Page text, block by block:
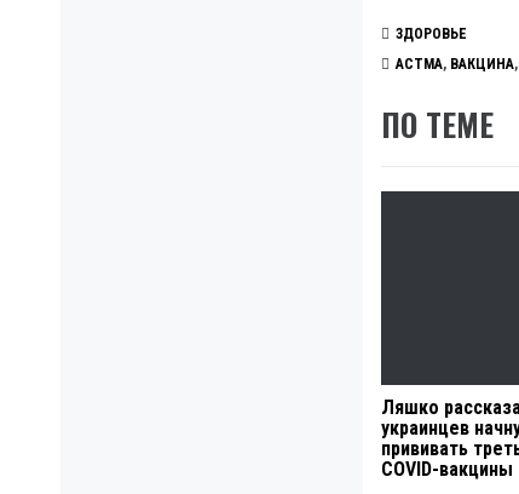
ЗДОРОВЬЕ
АСТМА, ВАКЦИНА,
ПО ТЕМЕ
Ляшко
украинцев
прививать
COVID-вакцины